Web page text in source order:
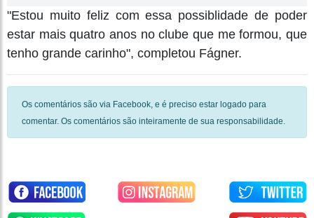
"Estou muito feliz com essa possiblidade de poder
estar mais quatro anos no clube que me formou, que
tenho grande carinho", completou Fágner.
Os comentários são via Facebook, e é preciso estar logado para
comentar. Os comentários são inteiramente de sua responsabilidade.